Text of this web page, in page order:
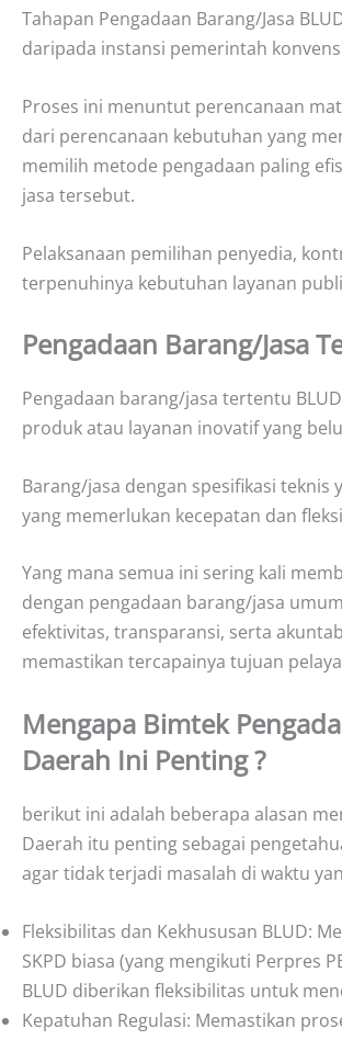
Tahapan Pengadaan Barang/Jasa
daripada instansi pemerintah
Proses ini menuntut perencanaan
dari perencanaan kebutuhan yang
memilih metode pengadaan paling
jasa tersebut.
Pelaksanaan pemilihan penyedia,
terpenuhinya kebutuhan layanan
Pengadaan Barang/Jasa
Pengadaan barang/jasa tertentu
produk atau layanan inovatif yang
Barang/jasa dengan spesifikasi
yang memerlukan kecepatan dan
Yang mana semua ini sering kali
dengan pengadaan barang/jasa
efektivitas, transparansi, serta
memastikan tercapainya tujuan
Mengapa Bimtek
Daerah Ini Penting ?
berikut ini adalah beberapa alasan
Daerah itu penting sebagai
agar tidak terjadi masalah di waktu
Fleksibilitas dan Kekhususan BLUD:
SKPD biasa (yang mengikuti Perpres
BLUD diberikan fleksibilitas untuk
Kepatuhan Regulasi: Memastikan